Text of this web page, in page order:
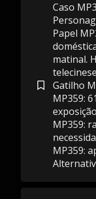
Caso
Papel
matinal.
Gatilho
MP359:
MP359:
MP359: